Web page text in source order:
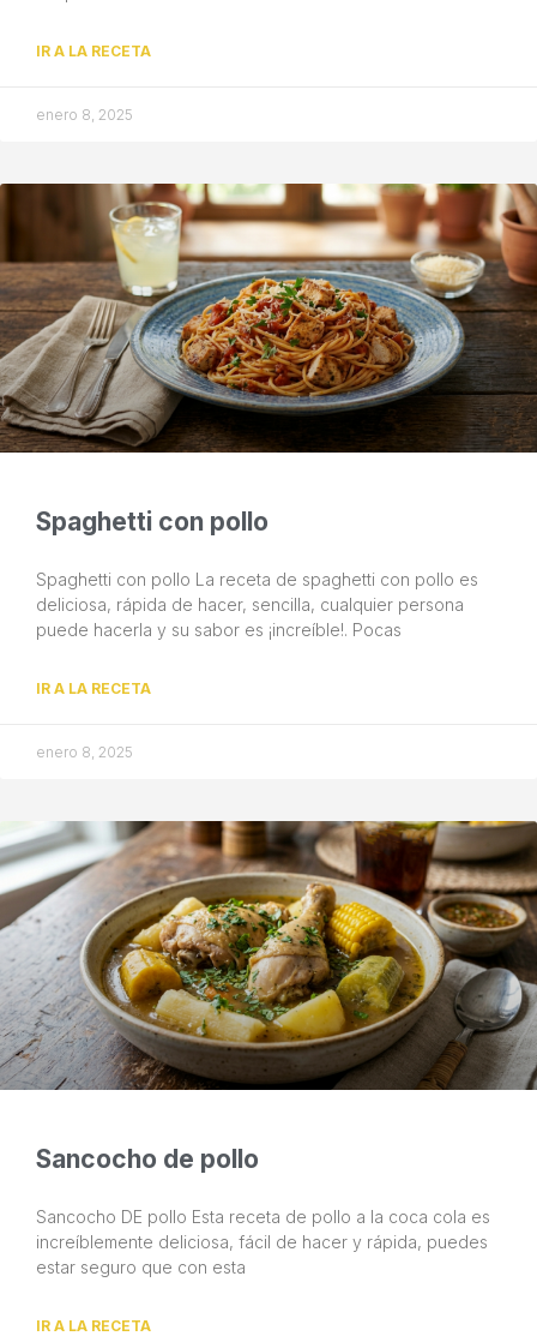
IR A LA RECETA
enero 8, 2025
Spaghetti con pollo
Spaghetti con pollo La receta de spaghetti con pollo es
deliciosa, rápida de hacer, sencilla, cualquier persona
puede hacerla y su sabor es ¡increíble!. Pocas
IR A LA RECETA
enero 8, 2025
Sancocho de pollo
Sancocho DE pollo Esta receta de pollo a la coca cola es
increíblemente deliciosa, fácil de hacer y rápida, puedes
estar seguro que con esta
IR A LA RECETA